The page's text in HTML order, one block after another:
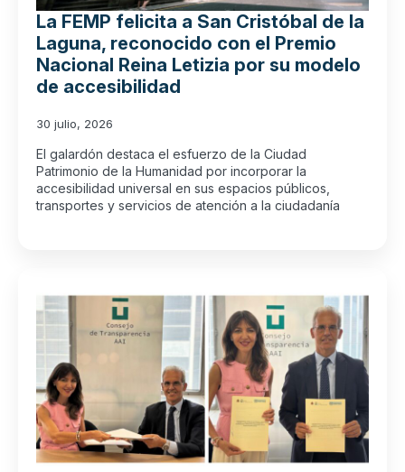
La FEMP felicita a San Cristóbal de la
Laguna, reconocido con el Premio
Nacional Reina Letizia por su modelo
de accesibilidad
30 julio, 2026
El galardón destaca el esfuerzo de la Ciudad
Patrimonio de la Humanidad por incorporar la
accesibilidad universal en sus espacios públicos,
transportes y servicios de atención a la ciudadanía